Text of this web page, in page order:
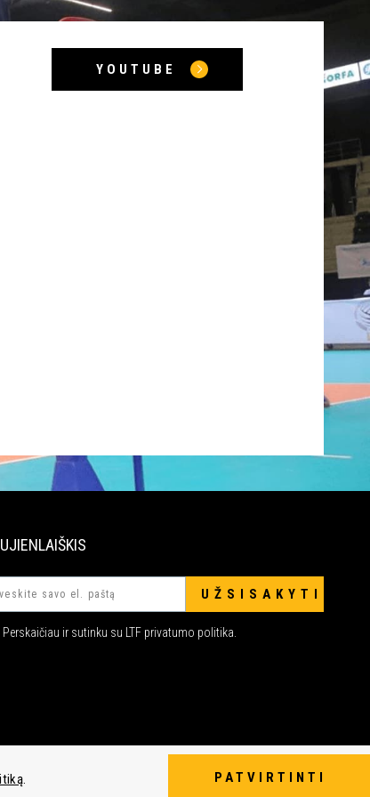
YOUTUBE
Perskaičiau ir sutinku su LTF privatumo politika.
touched bydigitouch!
. PATVIRTINTI